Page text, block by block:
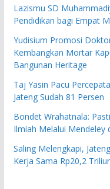
Lazismu SD
Pendidikan bagi Empat
Yudisium Promosi
Kembangkan Mortar
Bangunan Heritage
Taj Yasin Pacu
Jateng Sudah 81 Persen
Bondet Wrahatnala:
Ilmiah Melalui Mendeley
Saling Melengkapi,
Kerja Sama Rp20,2